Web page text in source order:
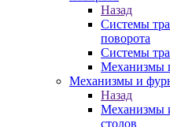
Назад
Системы
поворота
Системы
Механизмы
Механизмы и
Назад
Механизмы
столов